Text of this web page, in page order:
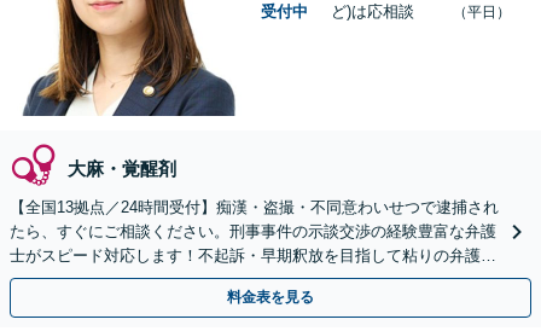
受付中
ど)は応相談
（平日）
大麻・覚醒剤
【全国13拠点／24時間受付】痴漢・盗撮・不同意わいせつで逮捕され
たら、すぐにご相談ください。刑事事件の示談交渉の経験豊富な弁護
士がスピード対応します！不起訴・早期釈放を目指して粘りの弁護活
動を行います。
料金表を見る